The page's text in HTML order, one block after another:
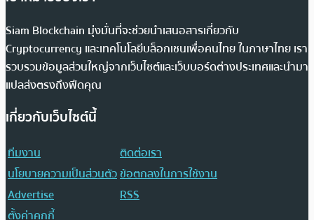
Siam Blockchain มุ่งมั่นที่จะช่วยนำเสนอสารเกี่ยวกับ
Cryptocurrency และเทคโนโลยีบล็อกเชนเพื่อคนไทย ในภาษาไทย เรา
รวบรวมข้อมูลส่วนใหญ่จากเว็บไซต์และเว็บบอร์ดต่างประเทศและนำมา
แปลส่งตรงถึงฟีดคุณ
เกี่ยวกับเว็บไซต์นี้
ทีมงาน
ติดต่อเรา
นโยบายความเป็นส่วนตัวข้อตกลงในการใช้งาน
Advertise
RSS
ตั้งค่าคุกกี้